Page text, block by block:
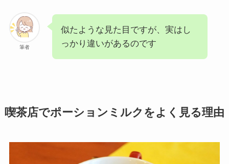
筆者
似たような見た目ですが、実はし
っかり違いがあるのです
喫茶店でポーションミルクをよく見る理由